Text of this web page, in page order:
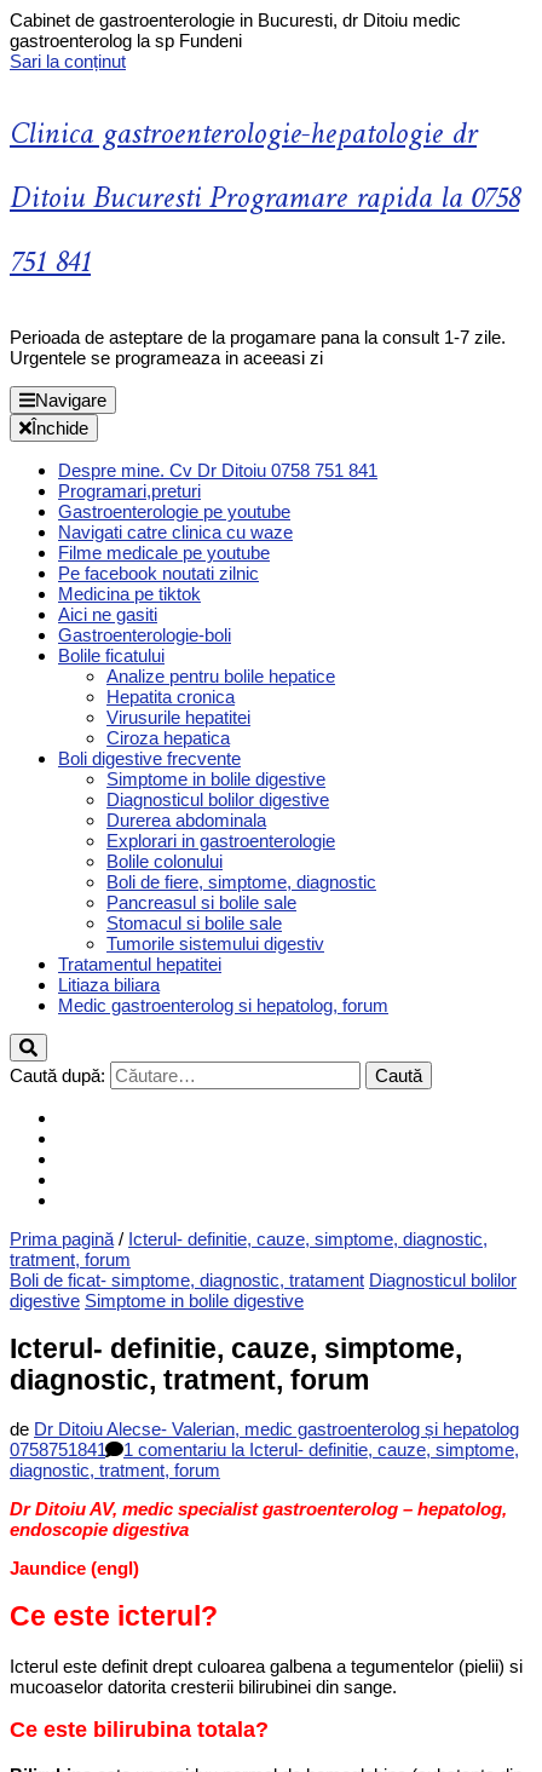
Cabinet de gastroenterologie in Bucuresti, dr Ditoiu medic
gastroenterolog la sp Fundeni
Sari la conținut
Clinica gastroenterologie-hepatologie dr
Ditoiu Bucuresti Programare rapida la 0758
751 841
Perioada de asteptare de la progamare pana la consult 1-7 zile.
Urgentele se programeaza in aceeasi zi
Navigare
Închide
Despre mine. Cv Dr Ditoiu 0758 751 841
Programari,preturi
Gastroenterologie pe youtube
Navigati catre clinica cu waze
Filme medicale pe youtube
Pe facebook noutati zilnic
Medicina pe tiktok
Aici ne gasiti
Gastroenterologie-boli
Bolile ficatului
Analize pentru bolile hepatice
Hepatita cronica
Virusurile hepatitei
Ciroza hepatica
Boli digestive frecvente
Simptome in bolile digestive
Diagnosticul bolilor digestive
Durerea abdominala
Explorari in gastroenterologie
Bolile colonului
Boli de fiere, simptome, diagnostic
Pancreasul si bolile sale
Stomacul si bolile sale
Tumorile sistemului digestiv
Tratamentul hepatitei
Litiaza biliara
Medic gastroenterolog si hepatolog, forum
Caută după:
Prima pagină / Icterul- definitie, cauze, simptome, diagnostic,
tratment, forum
Boli de ficat- simptome, diagnostic, tratament Diagnosticul bolilor
digestive Simptome in bolile digestive
Icterul- definitie, cauze, simptome,
diagnostic, tratment, forum
de Dr Ditoiu Alecse- Valerian, medic gastroenterolog și hepatolog
0758751841
1 comentariu la Icterul- definitie, cauze, simptome,
diagnostic, tratment, forum
Dr Ditoiu AV, medic specialist gastroenterolog – hepatolog,
endoscopie digestiva
Jaundice (engl)
Ce este icterul?
Icterul este definit drept culoarea galbena a tegumentelor (pielii) si
mucoaselor datorita cresterii bilirubinei din sange.
Ce este bilirubina totala?